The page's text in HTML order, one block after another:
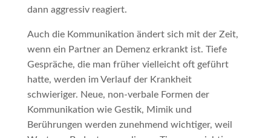
dann aggressiv reagiert.
Auch die Kommunikation ändert sich mit der Zeit,
wenn ein Partner an Demenz erkrankt ist. Tiefe
Gespräche, die man früher vielleicht oft geführt
hatte, werden im Verlauf der Krankheit
schwieriger. Neue, non-verbale Formen der
Kommunikation wie Gestik, Mimik und
Berührungen werden zunehmend wichtiger, weil